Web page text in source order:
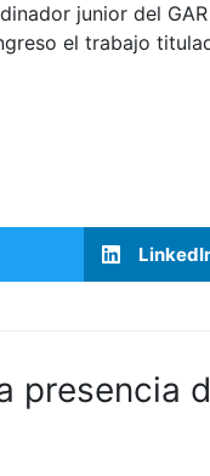
junior del
el trabajo
presencia